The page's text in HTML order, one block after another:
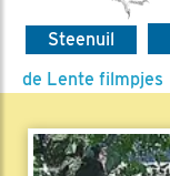
Steenuil
de Lente filmpjes